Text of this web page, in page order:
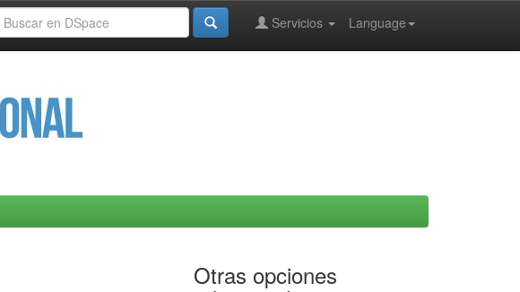
Language
Servicios
Otras opciones